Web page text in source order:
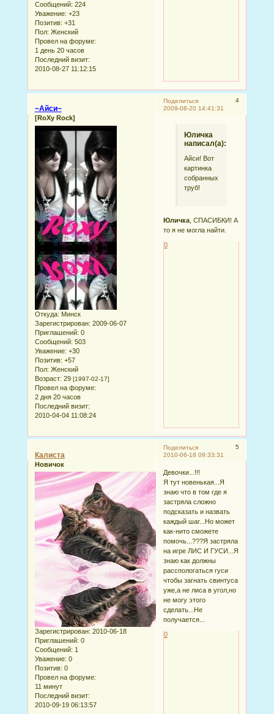
Сообщений: 224
Уважение: +23
Позитив: +31
Пол: Женский
Провел на форуме:
1 день 20 часов
Последний визит:
2010-08-27 11:12:15
Поделиться
4
2009-08-20 14:41:31
~Айси~
[RoXy Rock]
Откуда: Минск
Зарегистрирован: 2009-06-07
Приглашений: 0
Сообщений: 503
Уважение: +30
Позитив: +57
Пол: Женский
Возраст: 29 [1997-02-17]
Провел на форуме:
2 дня 20 часов
Последний визит:
2010-04-04 11:08:24
Юличка
написал(а):
Айси! Вот
картинка
собранных
труб!
Юличка, СПАСИБКИ! А
то я не могла найти.
0
Поделиться
5
2010-06-18 09:33:31
Калиста
Новичок
Зарегистрирован: 2010-06-18
Приглашений: 0
Сообщений: 1
Уважение: 0
Позитив: 0
Провел на форуме:
11 минут
Последний визит:
2010-09-19 06:13:57
Девочки...!!!
Я тут новенькая...Я
знаю что в том где я
застряла сложно
подсказать и назвать
каждый шаг...Но может
как-нито сможете
помочь...???Я застряла
на игре ЛИС И ГУСИ...Я
знаю как должны
расспологаться гуси
чтобы загнать свинтуса
уже,а не лиса в угол,но
не могу этого
сделать...Не
получается...
0